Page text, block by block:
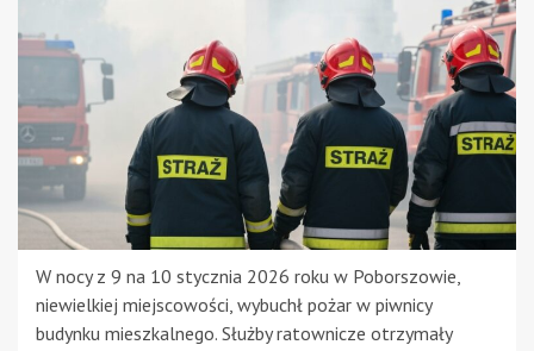
W nocy z 9 na 10 stycznia 2026 roku w Poborszowie,
niewielkiej miejscowości, wybuchł pożar w piwnicy
budynku mieszkalnego. Służby ratownicze otrzymały